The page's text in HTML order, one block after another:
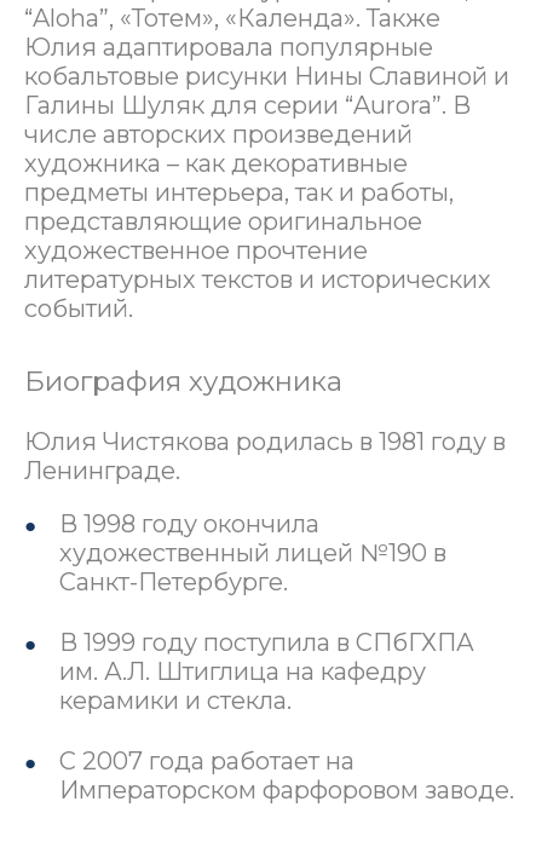
“Aloha”, «Тотем», «Календа». Также
Юлия адаптировала популярные
кобальтовые рисунки Нины Славиной и
Галины Шуляк для серии “Aurora”. В
числе авторских произведений
художника – как декоративные
предметы интерьера, так и работы,
представляющие оригинальное
художественное прочтение
литературных текстов и исторических
событий.
Биография художника
Юлия Чистякова родилась в 1981 году в
Ленинграде.
В 1998 году окончила
художественный лицей №190 в
Санкт-Петербурге.
В 1999 году поступила в СПбГХПА
им. А.Л. Штиглица на кафедру
керамики и стекла.
С 2007 года работает на
Императорском фарфоровом заводе.